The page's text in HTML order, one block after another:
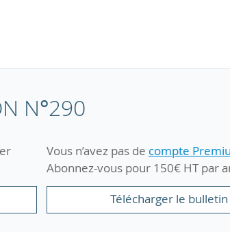
N°290
Vous n’avez pas de compte
Abonnez-vous pour 150€ HT par
Télécharger le bulletin